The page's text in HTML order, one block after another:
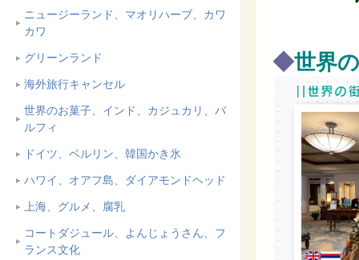
ニュージーランド、マオリハーブ、カワ
カワ
グリーンランド
海外旅行キャンセル
世界のお菓子、インド、カジュカリ、バ
ルフィ
ドイツ、ベルリン、韓国かき氷
ハワイ、オアフ島、ダイアモンドヘッド
上海、グルメ、腐乳
コートダジュール、よんじょうさん、フ
ランス文化
◆世界